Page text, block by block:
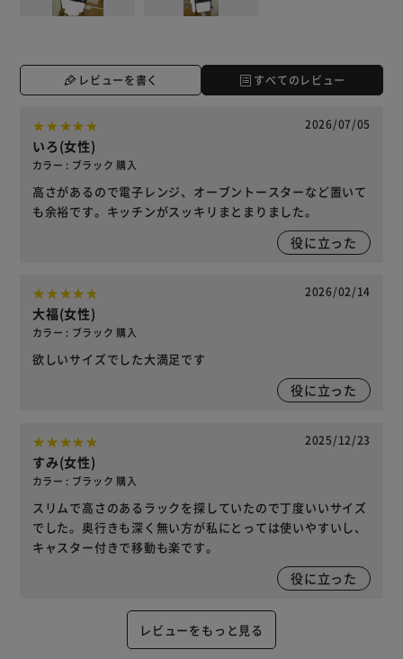
レビューを書く すべてのレビュー
2026/07/05
いろ(女性)
カラー : ブラック 購入
高さがあるので電子レンジ、オーブントースターなど置いて
も余裕です。キッチンがスッキリまとまりました。
役に立った
2026/02/14
大福(女性)
カラー : ブラック 購入
欲しいサイズでした大満足です
役に立った
2025/12/23
すみ(女性)
カラー : ブラック 購入
スリムで高さのあるラックを探していたので丁度いいサイズ
でした。奥行きも深く無い方が私にとっては使いやすいし、
キャスター付きで移動も楽です。
役に立った
レビューをもっと見る